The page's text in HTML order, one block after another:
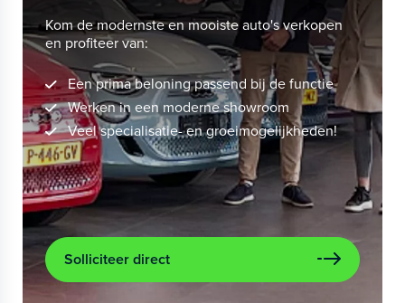
Kom de modernste en mooiste auto's verkopen
en profiteer van:
Een prima beloning passend bij de functie
Werken in een moderne showroom
Veel specialisatie- en groeimogelijkheden!
Solliciteer direct